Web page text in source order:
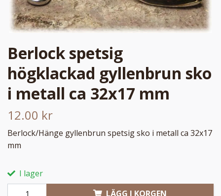
Berlock spetsig
högklackad gyllenbrun sko
i metall ca 32x17 mm
12.00 kr
Berlock/Hänge gyllenbrun spetsig sko i metall ca 32x17
mm
I lager
LÄGG I KORGEN